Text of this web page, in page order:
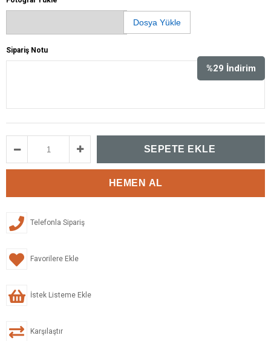
%29 İndirim
Dosya Yükle
Sipariş Notu
Telefonla Sipariş
Favorilere Ekle
İstek Listeme Ekle
Karşılaştır